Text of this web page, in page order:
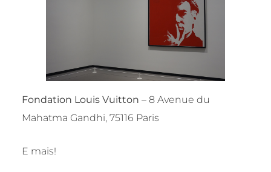
Fondation Louis Vuitton – 8 Avenue du
Mahatma Gandhi, 75116 Paris
E mais!